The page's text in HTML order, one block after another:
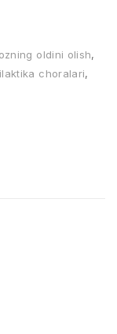
oldini olish,
choralari,